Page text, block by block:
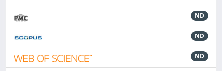
ND
ND
ND